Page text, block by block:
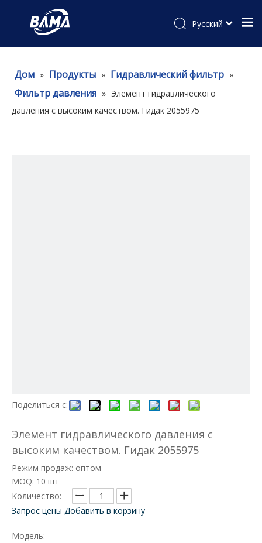
Pусский
Дом » Продукты » Гидравлический фильтр »
Фильтр давления » Элемент гидравлического
давления с высоким качеством. Гидак 2055975
Поделиться с:
Элемент гидравлического давления с
высоким качеством. Гидак 2055975
Режим продаж: оптом
MOQ: 10 шт
Количество:
Запрос цены Добавить в корзину
Модель: